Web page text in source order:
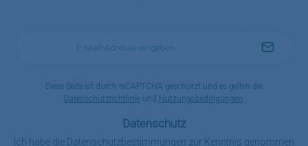
Diese Seite ist durch reCAPTCHA geschützt und es gelten die
Datenschutzrichtlinieund Nutzungsbedingungen
Datenschutz
Ich habe die Datenschutzbestimmungen zur Kenntnis genommen